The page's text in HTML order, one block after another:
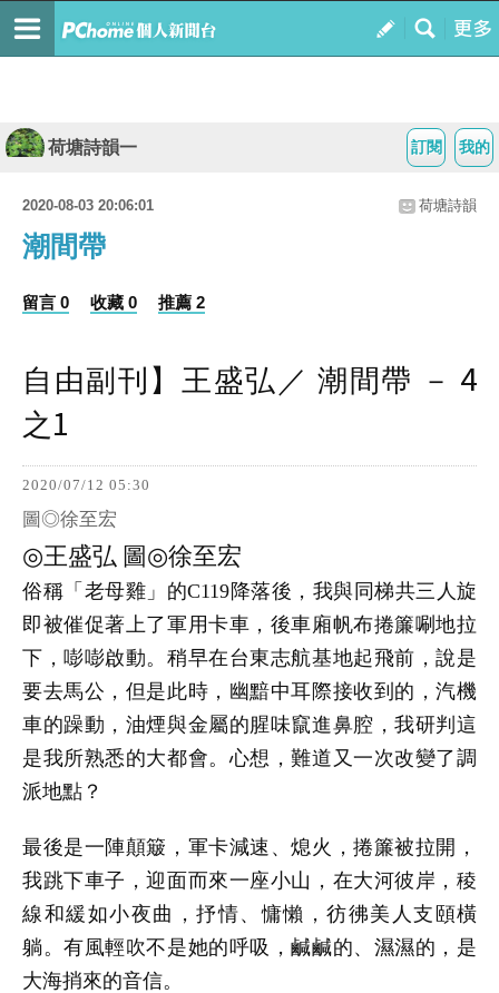
我的
訂閱
荷塘詩韻一
2020-08-03 20:06:01 荷塘詩韻
潮間帶
留言 0 收藏 0 推薦 2
自由副刊】王盛弘／ 潮間帶 － 4
之1
2020/07/12 05:30
圖◎徐至宏
◎王盛弘 圖◎徐至宏
俗稱「老母雞」的C119降落後，我與同梯共三人旋
即被催促著上了軍用卡車，後車廂帆布捲簾唰地拉
下，嘭嘭啟動。稍早在台東志航基地起飛前，說是
要去馬公，但是此時，幽黯中耳際接收到的，汽機
車的躁動，油煙與金屬的腥味竄進鼻腔，我研判這
是我所熟悉的大都會。心想，難道又一次改變了調
派地點？
最後是一陣顛簸，軍卡減速、熄火，捲簾被拉開，
我跳下車子，迎面而來一座小山，在大河彼岸，稜
線和緩如小夜曲，抒情、慵懶，彷彿美人支頤橫
躺。有風輕吹不是她的呼吸，鹹鹹的、濕濕的，是
大海捎來的音信。